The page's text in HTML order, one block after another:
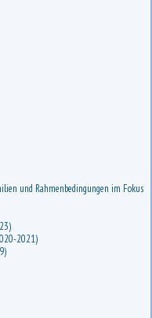
und Rahmenbedingungen im Fokus
2021)